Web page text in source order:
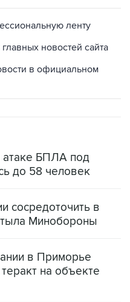
ленту
новостей сайта
в официальном
атаке БПЛА под
до 58 человек
сосредоточить в
Минобороны
в Приморье
на объекте